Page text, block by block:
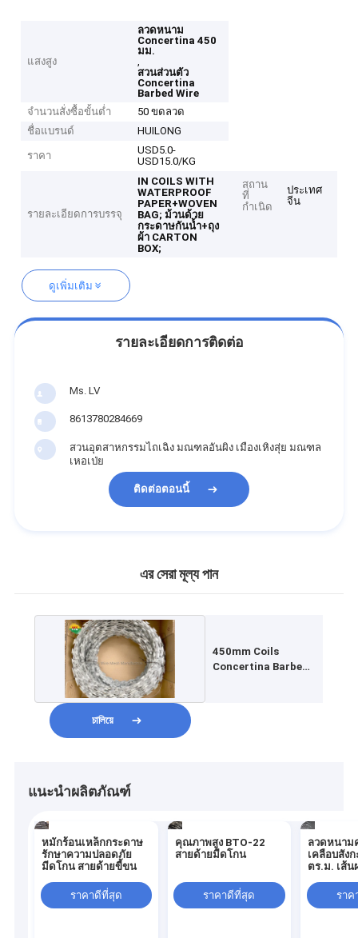
แสงสูง
ลวดหนาม
Concertina 450
มม.
,
สวนส่วนตัว
Concertina
Barbed Wire
จำนวนสั่งซื้อขั้นต่ำ
50 ขดลวด
ชื่อแบรนด์
HUILONG
ราคา
USD5.0-
USD15.0/KG
รายละเอียดการบรรจุ
IN COILS WITH
WATERPROOF
PAPER+WOVEN
BAG; ม้วนด้วย
กระดาษกันน้ำ+ถุง
ผ้า CARTON
BOX;
สถาน
ที่
กำเนิด
ประเทศ
จีน
ดูเพิ่มเติม
รายละเอียดการติดต่อ
Ms. LV
8613780284669
สวนอุตสาหกรรมไถเฉิง มณฑลอันผิง เมืองเหิงสุ่ย มณฑล
เหอเป่ย
ติดต่อตอนนี้
এর সেরা মূল্য পান
450mm Coils
Concertina Barbed
চালিয়ে
แนะนำผลิตภัณฑ์
หมักร้อนเหล็กกระดาษ
รักษาความปลอดภัย
มีดโกน สายด้ายขี้ขน
ราคาดีที่สุด
คุณภาพสูง BTO-22
สายด้ายมีดโกน
ราคาดีที่สุด
ลวดหนาม
เคลือบสัง
ตร.ม. เส้น
ราค